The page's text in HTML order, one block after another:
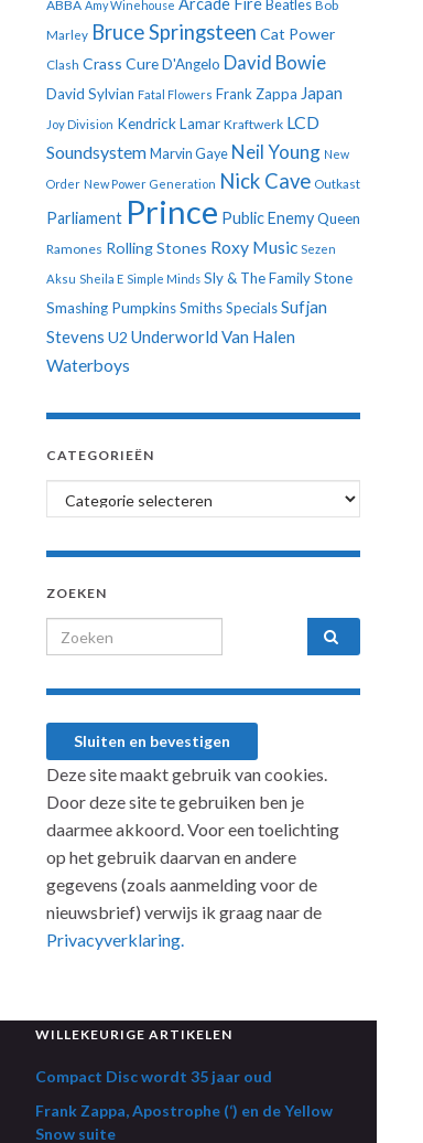
ABBA Amy Winehouse Arcade Fire Beatles Bob
Marley Bruce Springsteen Cat Power
Clash Crass CureD'Angelo David Bowie
David Sylvian Fatal Flowers Frank Zappa Japan
Joy Division Kendrick Lamar Kraftwerk LCD
Soundsystem Marvin Gaye Neil Young New
Order New Power Generation Nick Cave Outkast
Parliament Prince Public EnemyQueen
Ramones Rolling Stones Roxy Music Sezen
Aksu Sheila E Simple Minds Sly & The Family Stone
Smashing PumpkinsSmithsSpecialsSufjan
Stevens U2 Underworld Van Halen
Waterboys
CATEGORIEËN
Categorieën
ZOEKEN
Search for:
Deze site maakt gebruik van cookies.
Door deze site te gebruiken ben je
daarmee akkoord. Voor een toelichting
op het gebruik daarvan en andere
gegevens (zoals aanmelding voor de
nieuwsbrief) verwijs ik graag naar de
Privacyverklaring.
WILLEKEURIGE ARTIKELEN
Compact Disc wordt 35 jaar oud
Frank Zappa, Apostrophe (‘) en de Yellow
Snow suite